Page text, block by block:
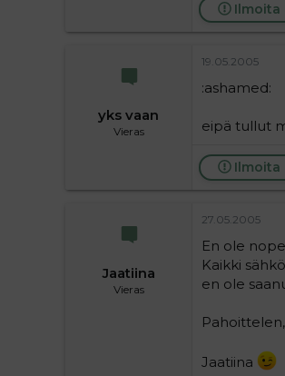
Ilmoita
yks vaan
Vieras
19.05.2005
:ashamed:
eipä tullut
Ilmoita
Jaatiina
Vieras
27.05.2005
En ole
Kaikki
en ole
Jaatiina